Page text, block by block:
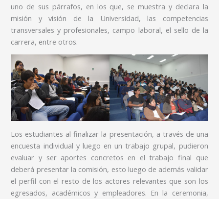
uno de sus párrafos, en los que, se muestra y declara la
misión y visión de la Universidad, las competencias
transversales y profesionales, campo laboral, el sello de la
carrera, entre otros.
Los estudiantes al finalizar la presentación, a través de una
encuesta individual y luego en un trabajo grupal, pudieron
evaluar y ser aportes concretos en el trabajo final que
deberá presentar la comisión, esto luego de además validar
el perfil con el resto de los actores relevantes que son los
egresados, académicos y empleadores. En la ceremonia,